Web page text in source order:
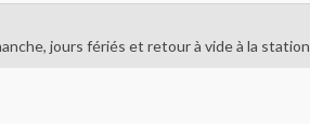
jours fériés et retour à vide à la station